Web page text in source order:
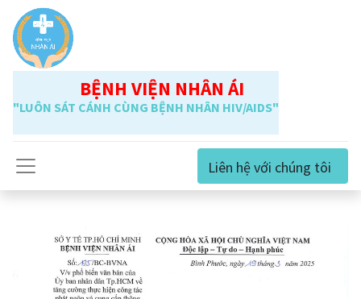
BỆNH VIỆN NHÂN ÁI
"LUÔN SÁT CÁNH CÙNG BỆNH NHÂN HIV/AIDS"
Liên hệ với chúng tôi